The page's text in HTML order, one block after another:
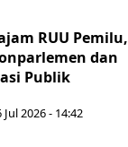
RUU Pemilu,
dan
Publik
Jul 2026 - 14:42